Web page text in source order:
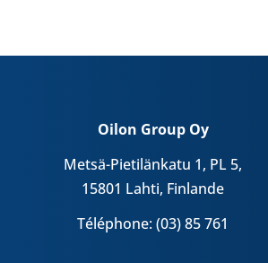
Oilon Group Oy
Metsä-Pietilänkatu 1, PL 5,
15801 Lahti, Finlande
Téléphone: (03) 85 761